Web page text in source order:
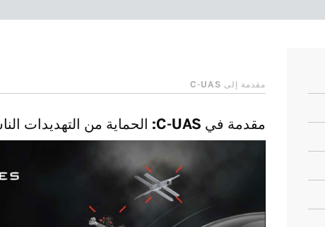
مقدمة إلى C-UAS
مقدمة في C-UAS: الحماية من التهديدات الناشئة